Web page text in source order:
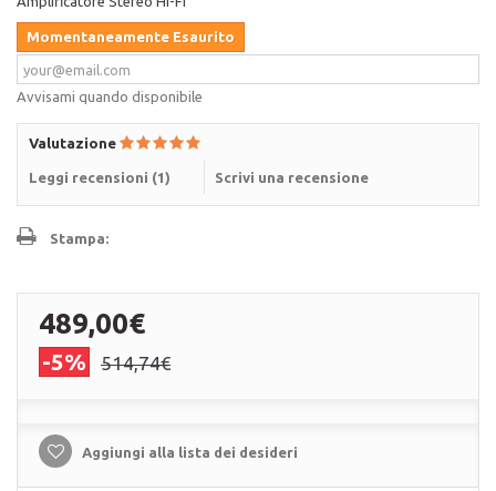
Momentaneamente Esaurito
Avvisami quando disponibile
Valutazione
Leggi recensioni (1) Scrivi una recensione
Stampa:
489,00€
-5% 514,74€
Aggiungi alla lista dei desideri